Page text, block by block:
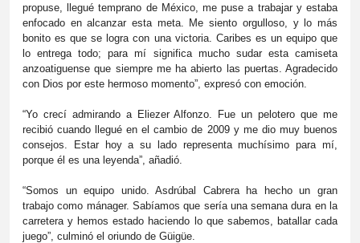
propuse, llegué temprano de México, me puse a trabajar y estaba
enfocado en alcanzar esta meta. Me siento orgulloso, y lo más
bonito es que se logra con una victoria. Caribes es un equipo que
lo entrega todo; para mí significa mucho sudar esta camiseta
anzoatiguense que siempre me ha abierto las puertas. Agradecido
con Dios por este hermoso momento”, expresó con emoción.
“Yo crecí admirando a Eliezer Alfonzo. Fue un pelotero que me
recibió cuando llegué en el cambio de 2009 y me dio muy buenos
consejos. Estar hoy a su lado representa muchísimo para mí,
porque él es una leyenda”, añadió.
“Somos un equipo unido. Asdrúbal Cabrera ha hecho un gran
trabajo como mánager. Sabíamos que sería una semana dura en la
carretera y hemos estado haciendo lo que sabemos, batallar cada
juego”, culminó el oriundo de Güigüe.